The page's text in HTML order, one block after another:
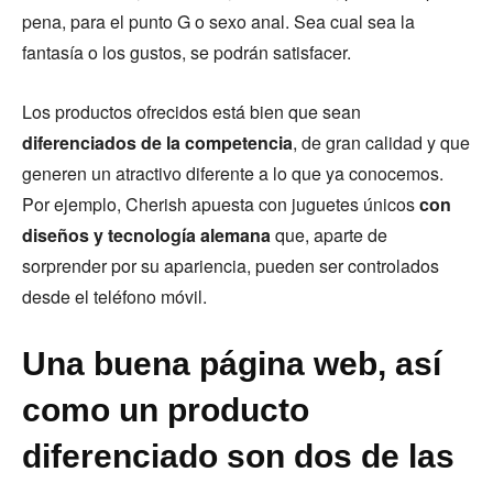
pena, para el punto G o sexo anal. Sea cual sea la
fantasía o los gustos, se podrán satisfacer.
Los productos ofrecidos está bien que sean
diferenciados de la competencia, de gran calidad y que
generen un atractivo diferente a lo que ya conocemos.
Por ejemplo, Cherish apuesta con juguetes únicoscon
diseños y tecnología alemanaque, aparte de
sorprender por su apariencia, pueden ser controlados
desde el teléfono móvil.
Una buena página web, así
como un producto
diferenciado son dos de las